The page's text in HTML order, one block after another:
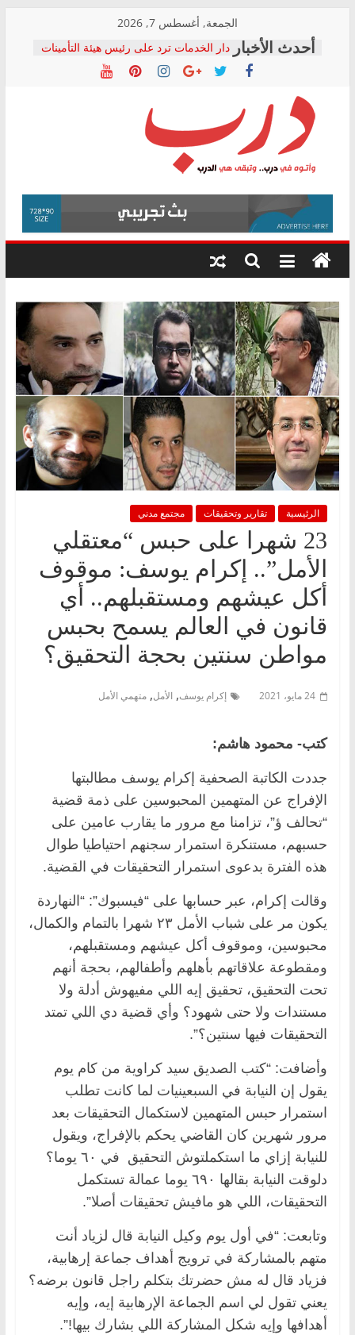
content
الجمعة, أغسطس 7, 2026
دار الخدمات ترد على رئيس هيئة التأمينات
بعد مؤتمره الصحفي: إنكار الأزمة لا ينهي
معاناة أصحاب المعاشات.. ونطالب بكشف
فرحات سليمان يكتب: القطاع الصحي إلى
أين؟
حزب التحالف الشعبي يطلق لجنة “الحق
في الصحة” بالإسكندرية لرصد الانتهاكات
ودعم المرضى
الوزاري لمدينة الصحفيين.. وانتهاء أعمال
إنشاء المبنى الإداري
المجلس القومي لحقوق الإنسان يعلن
متابعة قضية الدكتور محمد زهران.. ويؤكد:
قرينة البراءة وضمانات المحاكمة العادلة
درب
وأتوه
درب..
وتبقى
هي
الرئيسية تقارير وتحقيقات مجتمع مدني
23 شهرا على حبس “معتقلي
الأمل”.. إكرام يوسف: موقوف
أكل عيشهم ومستقبلهم.. أي
قانون في العالم يسمح بحبس
مواطن سنتين بحجة التحقيق؟
24 مايو، 2021 إكرام يوسف, الأمل, متهمي الأمل
كتب- محمود هاشم:
جددت الكاتبة الصحفية إكرام يوسف مطالبتها
الإفراج عن المتهمين المحبوسين على ذمة قضية
“تحالف ؤ”، تزامنا مع مرور ما يقارب عامين على
حسبهم، مستنكرة استمرار سجنهم احتياطيا طوال
هذه الفترة بدعوى استمرار التحقيقات في القضية.
وقالت إكرام، عبر حسابها على “فيسبوك”: “النهاردة
يكون مر على شباب الأمل ٢٣ شهرا بالتمام والكمال،
محبوسين، وموقوف أكل عيشهم ومستقبلهم،
ومقطوعة علاقاتهم بأهلهم وأطفالهم، بحجة أنهم
تحت التحقيق، تحقيق إيه اللي مفيهوش أدلة ولا
مستندات ولا حتى شهود؟ وأي قضية دي اللي تمتد
التحقيقات فيها سنتين؟”.
وأضافت: “كتب الصديق سيد كراوية من كام يوم
يقول إن النيابة في السبعينيات لما كانت تطلب
استمرار حبس المتهمين لاستكمال التحقيقات بعد
مرور شهرين كان القاضي يحكم بالإفراج، ويقول
للنيابة إزاي ما استكملتوش التحقيق في ٦٠ يوما؟
دلوقت النيابة بقالها ٦٩٠ يوما عمالة تستكمل
التحقيقات، اللي هو مافيش تحقيقات أصلا”.
وتابعت: “في أول يوم وكيل النيابة قال لزياد أنت
متهم بالمشاركة في ترويج أهداف جماعة إرهابية،
فزياد قال له مش حضرتك بتكلم راجل قانون برضه؟
يعني تقول لي اسم الجماعة الإرهابية إيه، وإيه
أهدافها وإيه شكل المشاركة اللي بشارك بيها!”.